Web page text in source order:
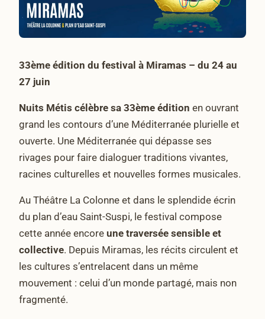
33ème édition du festival à Miramas – du 24 au
27 juin
Nuits Métis célèbre sa 33ème édition en ouvrant
grand les contours d’une Méditerranée plurielle et
ouverte. Une Méditerranée qui dépasse ses
rivages pour faire dialoguer traditions vivantes,
racines culturelles et nouvelles formes musicales.
Au Théâtre La Colonne et dans le splendide écrin
du plan d’eau Saint-Suspi, le festival compose
cette année encore une traversée sensible et
collective. Depuis Miramas, les récits circulent et
les cultures s’entrelacent dans un même
mouvement : celui d’un monde partagé, mais non
fragmenté.